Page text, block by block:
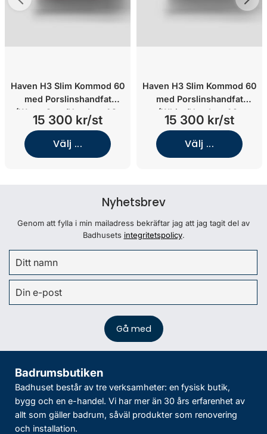
Haven H3 Slim Kommod 60
med Porslinshandfat
(Warm Grey/Handtag A2.
03/Koppar)
15 300 kr/st
Välj ...
Haven H3 Slim Kommod 60
med Porslinshandfat
(White/Handtag A2.
05/Mässing)
15 300 kr/st
Välj ...
Nyhetsbrev
Genom att fylla i min mailadress bekräftar jag att jag tagit del av
Badhusets integritetspolicy.
Badrumsbutiken
Badhuset består av tre verksamheter: en fysisk butik,
bygg och en e-handel. Vi har mer än 30 års erfarenhet av
allt som gäller badrum, såväl produkter som renovering
och installation.